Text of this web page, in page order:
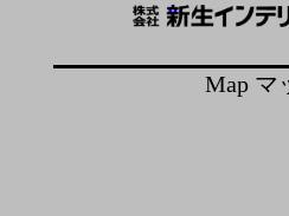
Map マ